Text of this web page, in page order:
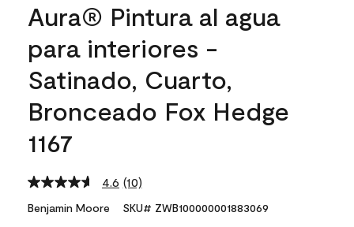
Aura® Pintura al agua
para interiores -
Satinado, Cuarto,
Bronceado Fox Hedge
1167
4.6 Read
10
Reviews.
(10)
Benjamin Moore SKU# ZWB100000001883069